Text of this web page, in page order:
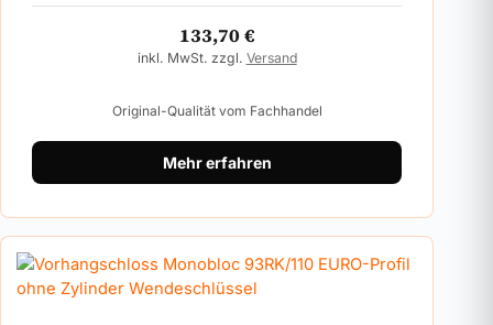
133,70€
inkl. MwSt. zzgl. Versand
Original-Qualität vom Fachhandel
Mehr erfahren